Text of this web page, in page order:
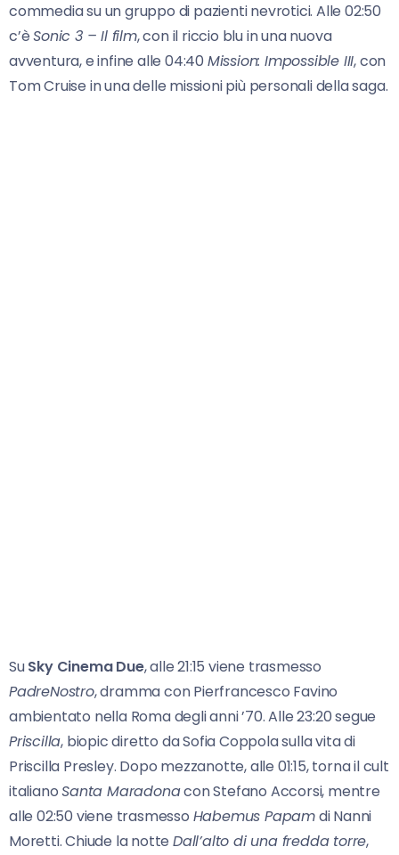
commedia su un gruppo di pazienti nevrotici. Alle 02:50
c’èSonic 3 – Il film, con il riccio blu in una nuova
avventura, e infine alle 04:40 Mission: Impossible III, con
Tom Cruise in una delle missioni più personali della saga.
SuSky Cinema Due, alle 21:15 viene trasmesso
PadreNostro, dramma con Pierfrancesco Favino
ambientato nella Roma degli anni ’70. Alle 23:20 segue
Priscilla, biopic diretto da Sofia Coppola sulla vita di
Priscilla Presley. Dopo mezzanotte, alle 01:15, torna il cult
italianoSanta Maradonacon Stefano Accorsi, mentre
alle 02:50 viene trasmesso Habemus Papamdi Nanni
Moretti. Chiude la notteDall’alto di una fredda torre,